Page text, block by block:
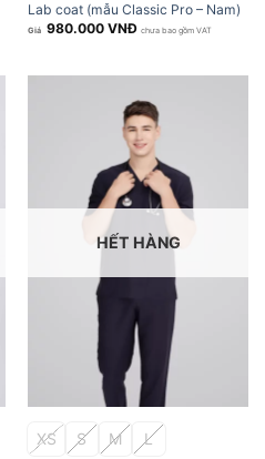
Lab coat (mẫu Classic Pro – Nam)
980.000VNĐ chưa bao gồm VAT
HẾT HÀNG
XS S M L